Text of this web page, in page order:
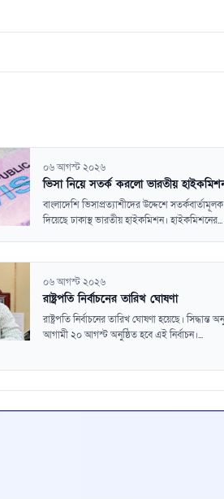
০৬ আগস্ট ২০২৬
ভিসা নিয়ে সতর্ক করলো ভারতীয়
বাংলাদেশি ভিসাপ্রত্যাশীদের উদ্দেশে সতর্কবার্তামূলক
দিয়েছে ঢাকাস্থ ভারতীয় হাইকমিশন। হাইকমিশনের...
০৬ আগস্ট ২০২৬
রাষ্ট্রপতি নির্বাচনের তারিখ ঘোষণা
রাষ্ট্রপতি নির্বাচনের তারিখ ঘোষণা হয়েছে। সিদ্ধান্ত
আগামী ২০ আগস্ট অনুষ্ঠিত হবে এই নির্বাচন।...